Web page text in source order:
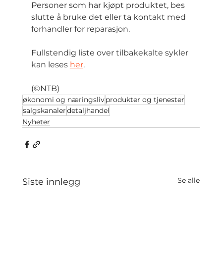
Personer som har kjøpt produktet, bes
slutte å bruke det eller ta kontakt med
forhandler for reparasjon.
Fullstendig liste over tilbakekalte sykler
kan leses her.
(©NTB)
økonomi og næringslivprodukter og tjenester
salgskanalerdetaljhandel
Nyheter
Siste innlegg Se alle